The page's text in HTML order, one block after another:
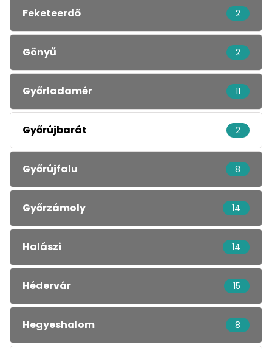
Feketeerdő 2
Gönyű 2
Győrladamér 11
Győrújbarát 2
Győrújfalu 8
Győrzámoly 14
Halászi 14
Hédervár 15
Hegyeshalom 8